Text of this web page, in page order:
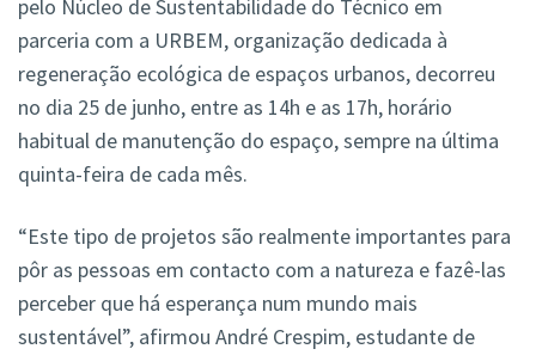
pelo Núcleo de Sustentabilidade do Técnico em
parceria com a URBEM, organização dedicada à
regeneração ecológica de espaços urbanos, decorreu
no dia 25 de junho, entre as 14h e as 17h, horário
habitual de manutenção do espaço, sempre na última
quinta-feira de cada mês.
“Este tipo de projetos são realmente importantes para
pôr as pessoas em contacto com a natureza e fazê-las
perceber que há esperança num mundo mais
sustentável”, afirmou André Crespim, estudante de